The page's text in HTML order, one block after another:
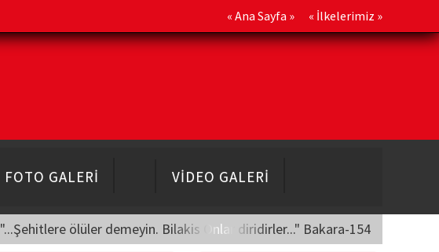
« Ana Sayfa » « İlkelerimiz »
FOTO GALERİ VİDEO GALERİ
"...Şehitlere ölüler demeyin. Bilakis Onlar diridirler..." Bakara-154